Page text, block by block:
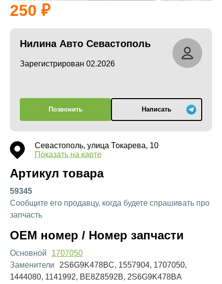
250
Нилина Авто Севастополь
Зарегистрирован 02.2026
Позвонить Написать
Севастополь, улица Токарева, 10
Показать на карте
Артикул товара
59345
Сообщите его продавцу, когда будете спрашивать про
запчасть
OEM номер / Номер запчасти
Основной
1707050
Заменители
2S6G9K478BC, 1557904, 1707050,
1444080, 1141992, BE8Z8592B, 2S6G9K478BA